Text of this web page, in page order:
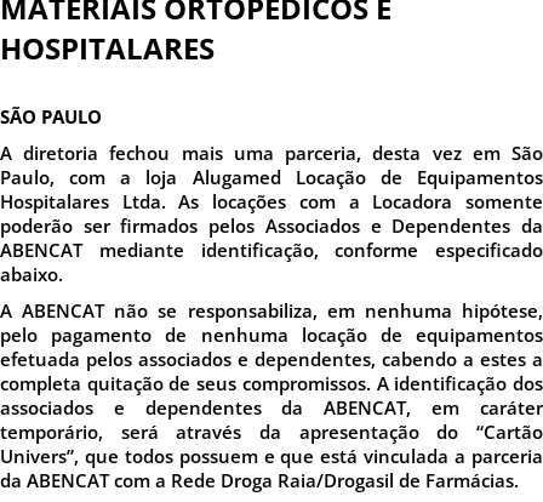
HOSPITALARES
SÃO PAULO
A diretoria fechou mais uma parceria, desta vez em São
Paulo, com a loja Alugamed Locação de Equipamentos
Hospitalares Ltda. As locações com a Locadora somente
poderão ser firmados pelos Associados e Dependentes da
ABENCAT mediante identificação, conforme especificado
abaixo.
A ABENCAT não se responsabiliza, em nenhuma hipótese,
pelo pagamento de nenhuma locação de equipamentos
efetuada pelos associados e dependentes, cabendo a estes a
completa quitação de seus compromissos. A identificação dos
associados e dependentes da ABENCAT, em caráter
temporário, será através da apresentação do “Cartão
Univers”, que todos possuem e que está vinculada a parceria
da ABENCAT com a Rede Droga Raia/Drogasil de Farmácias.